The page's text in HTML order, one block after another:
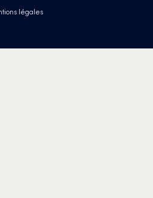
légales